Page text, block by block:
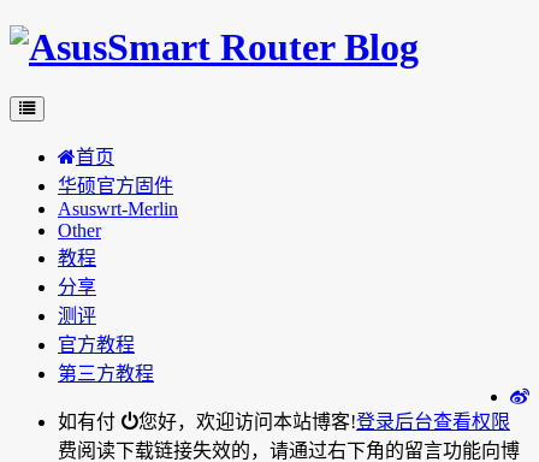
首页
华硕官方固件
Asuswrt-Merlin
Other
教程
分享
测评
官方教程
第三方教程
您好，欢迎访问本站博客!登录后台查看权限
如有付
费阅读下载链接失效的，请通过右下角的留言功能向博